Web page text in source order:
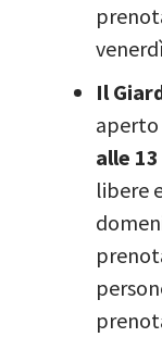
Il
aperto
alle
libere